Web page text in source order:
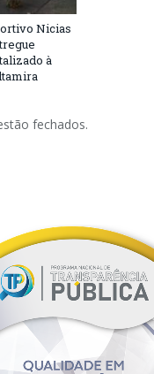
Nicias
à
fechados.